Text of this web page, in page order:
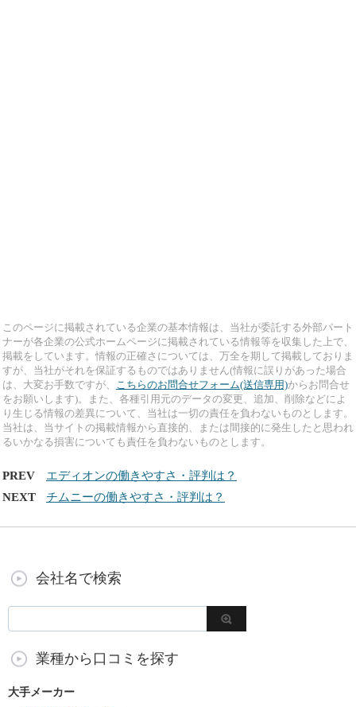
このページに掲載されている企業の基本情報は、当社が委託する外部パート
ナーが各企業の公式ホームページに掲載されている情報等を収集した上で、
掲載をしています。情報の正確さについては、万全を期して掲載しておりま
すが、当社がそれを保証するものではありません(情報に誤りがあった場合
は、大変お手数ですが、
こちらのお問合せフォーム(送信専用)からお問合せ
をお願いします)。また、各種引用元のデータの変更、追加、削除などによ
り生じる情報の差異について、当社は一切の責任を負わないものとします。
当社は、当サイトの掲載情報から直接的、または間接的に発生したと思われ
るいかなる損害についても責任を負わないものとします。
PREV
エディオンの働きやすさ・評判は？
NEXT
チムニーの働きやすさ・評判は？
会社名で検索
業種から口コミを探す
大手メーカー